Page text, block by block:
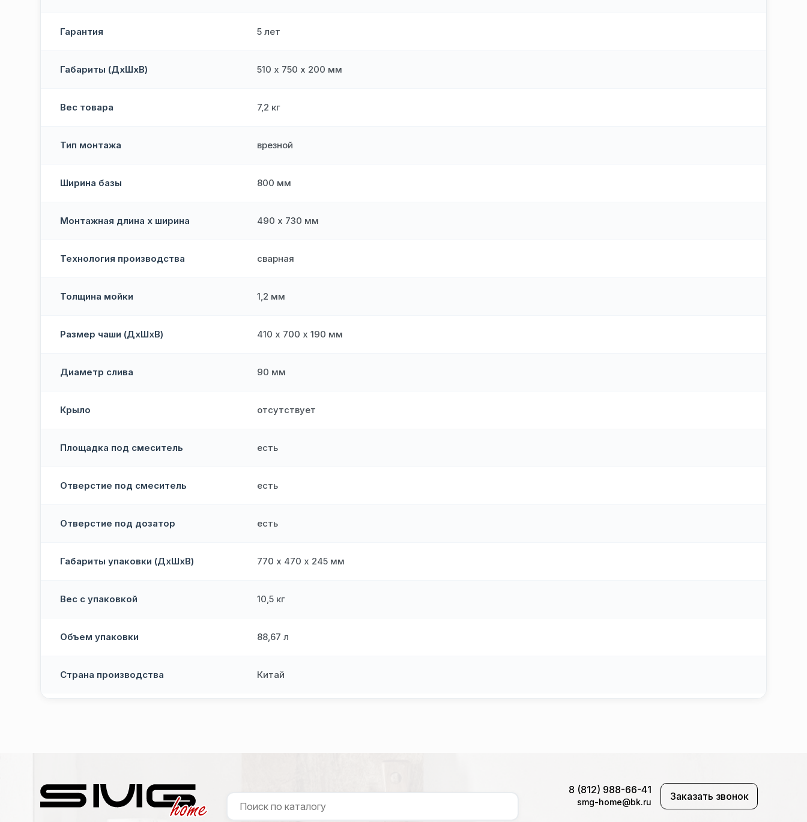
Гарантия 5 лет
Габариты (ДхШхВ) 510 х 750 х 200 мм
Вес товара 7,2 кг
Тип монтажа врезной
Ширина базы 800 мм
Монтажная длина х ширина 490 х 730 мм
Технология производства сварная
Толщина мойки 1,2 мм
Размер чаши (ДхШхВ) 410 х 700 х 190 мм
Диаметр слива 90 мм
Крыло отсутствует
Площадка под смеситель есть
Отверстие под смеситель есть
Отверстие под дозатор есть
Габариты упаковки (ДхШхВ) 770 х 470 х 245 мм
Вес с упаковкой 10,5 кг
Объем упаковки 88,67 л
Страна производства Китай
8 (812) 988-66-41
smg-home@bk.ru Заказать звонок